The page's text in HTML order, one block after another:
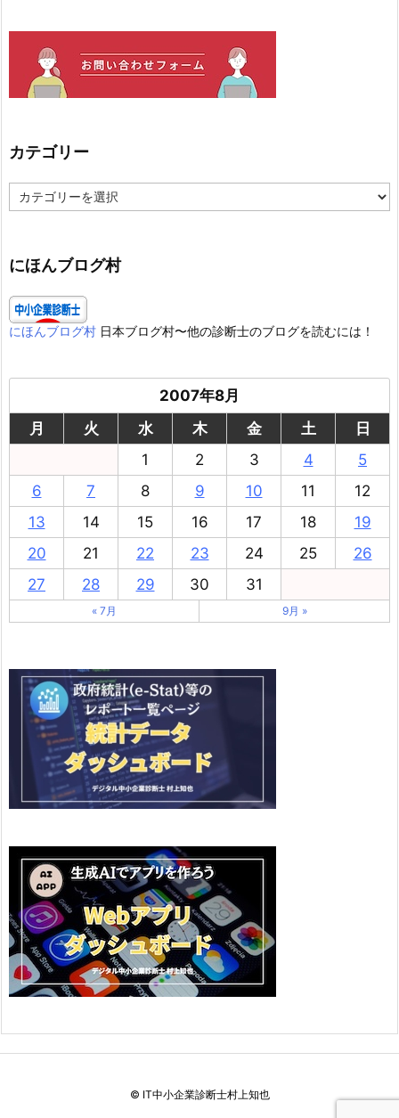
カテゴリー
テ
ー
にほんブログ村
にほんブログ村 日本ブログ村〜他の診断士のブログを読むには！
2007年8月
月
火 水 木 金 土
日
1
2 3 4
5
6
7 8 9 10 11
12
13
14 15 16 17 18
19
20
21 22 23 24 25
26
27
28 29 30 31
« 7月 9月 »
© IT中小企業診断士村上知也